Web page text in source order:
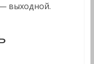
выходной.